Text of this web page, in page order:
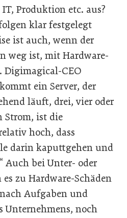
Produktion etc. aus?
klar festgelegt
ist auch, wenn der
weg ist, mit Hardware-
Digimagical-CEO
ein Server, der
läuft, drei, vier oder
Strom, ist die
hoch, dass
darin kaputtgehen und
Auch bei Unter- oder
zu Hardware-Schäden
Aufgaben und
Unternehmens, noch